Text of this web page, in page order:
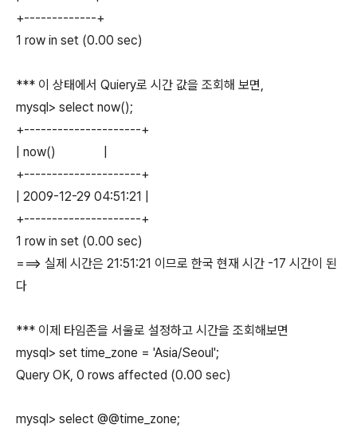
+-------------+
1 row in set (0.00 sec)
*** 이 상태에서 Quiery로 시간 값을 조회해 보면,
mysql> select now();
+---------------------+
| now() |
+---------------------+
| 2009-12-29 04:51:21 |
+---------------------+
1 row in set (0.00 sec)
===> 실제 시간은 21:51:21 이므로 한국 현재 시간 -17 시간이 된
다
*** 이제 타임존을 서울로 설정하고 시간을 조회해보면
mysql> set time_zone = 'Asia/Seoul';
Query OK, 0 rows affected (0.00 sec)
mysql> select @@time_zone;